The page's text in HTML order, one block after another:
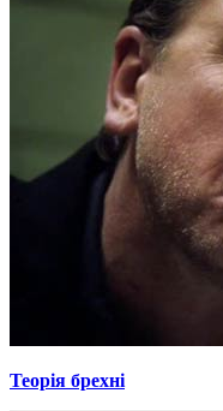
Теорія брехні